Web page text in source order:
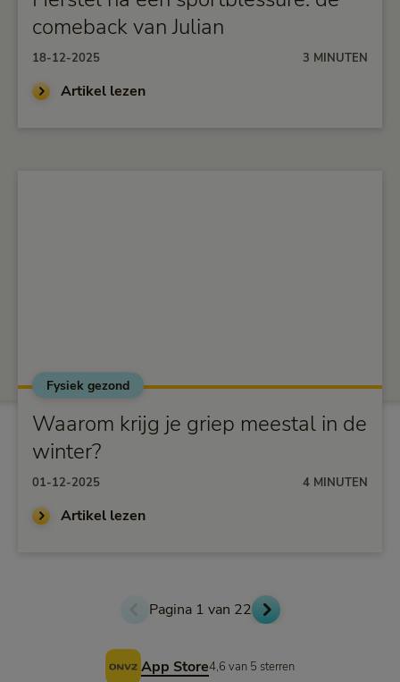
comeback van Julian
18-12-2025 3 MINUTEN
Artikel lezen
alt="Waarom krijg je griep meestal in de winter?">
Fysiek gezond
Waarom krijg je griep meestal in de
winter?
01-12-2025 4 MINUTEN
Artikel lezen
Pagina 1 van 22
App Store4,6 van 5 sterren